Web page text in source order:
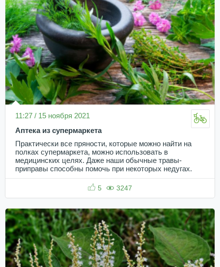
11:27 / 15 ноября 2021
Аптека из супермаркета
Практически все пряности, которые можно найти на
полках супермаркета, можно использовать в
медицинских целях. Даже наши обычные травы-
приправы способны помочь при некоторых недугах.
5 3247